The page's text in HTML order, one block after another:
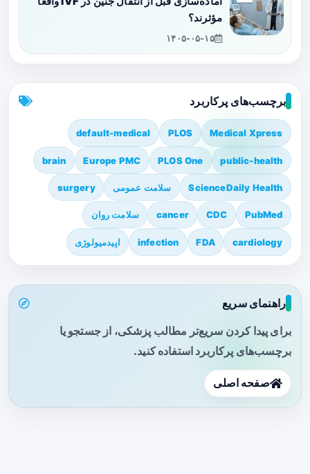
مؤثرند؟
۱۴۰۵-۰۵-۱۵
برچسب‌های پرکاربرد
Medical Xpress
PLOS
default-medical
public-health
PLOS One
Europe PMC
brain
ScienceDaily Health سلامت عمومی surgery
PubMed
CDC
cancer سلامت روان
cardiology
FDA
infection اپیدمیولوژی
راهنمای سریع
برای پیدا کردن سریع‌تر مطالب پزشکی، از جستجو یا
برچسب‌های پرکاربرد استفاده کنید.
صفحه اصلی